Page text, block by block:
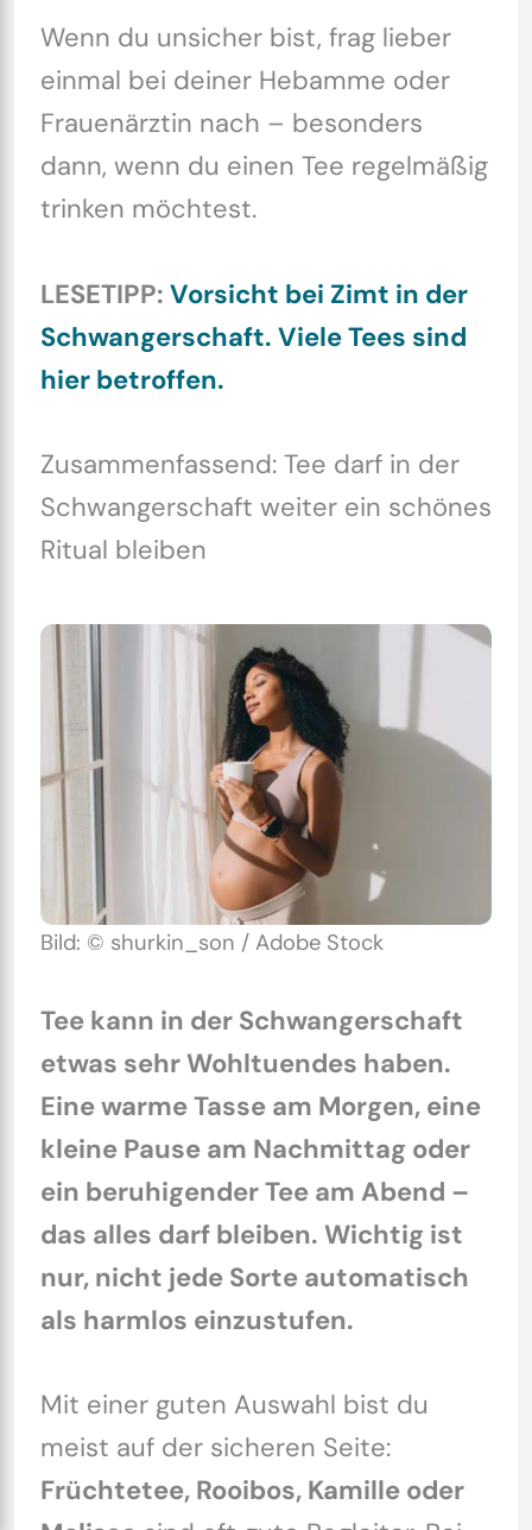
Wenn du unsicher bist, frag lieber
einmal bei deiner Hebamme oder
Frauenärztin nach – besonders
dann, wenn du einen Tee regelmäßig
trinken möchtest.
LESETIPP: Vorsicht bei Zimt in der
Schwangerschaft. Viele Tees sind
hier betroffen.
Zusammenfassend: Tee darf in der
Schwangerschaft weiter ein schönes
Ritual bleiben
Bild: © shurkin_son / Adobe Stock
Tee kann in der Schwangerschaft
etwas sehr Wohltuendes haben.
Eine warme Tasse am Morgen, eine
kleine Pause am Nachmittag oder
ein beruhigender Tee am Abend –
das alles darf bleiben. Wichtig ist
nur, nicht jede Sorte automatisch
als harmlos einzustufen.
Mit einer guten Auswahl bist du
meist auf der sicheren Seite:
Früchtetee, Rooibos, Kamille oder